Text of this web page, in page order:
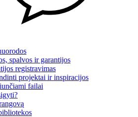
spalvos ir garantijos
registravimas
projektai ir inspiracijos
failai